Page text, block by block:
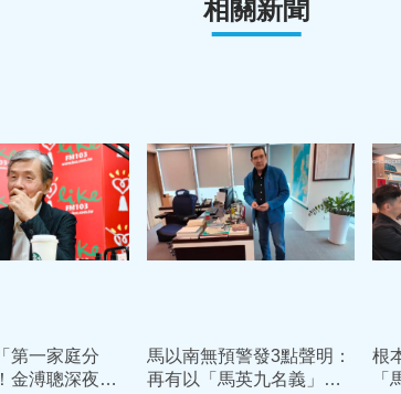
相關新聞
第一家庭分
金溥聰深夜急
馬以南無預警發3點聲明：
再有以「馬英九名義」簽
根
「